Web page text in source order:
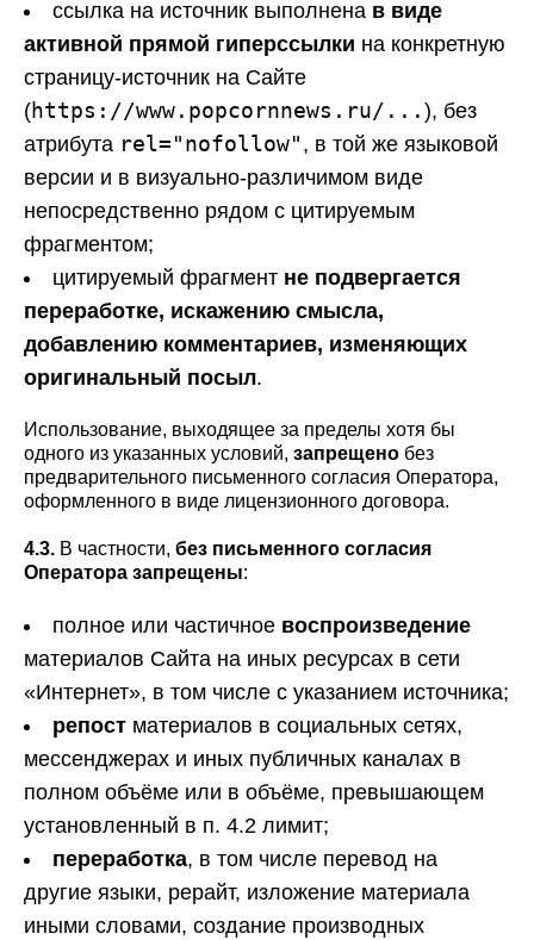
ссылка на источник выполнена в виде
активной прямой гиперссылки на конкретную
страницу-источник на Сайте
(https://www.popcornnews.ru/... ), без
атрибута rel="nofollow" , в той же языковой
версии и в визуально-различимом виде
непосредственно рядом с цитируемым
фрагментом;
цитируемый фрагмент не подвергается
переработке, искажению смысла,
добавлению комментариев, изменяющих
оригинальный посыл.
Использование, выходящее за пределы хотя бы
одного из указанных условий, запрещено без
предварительного письменного согласия Оператора,
оформленного в виде лицензионного договора.
4.3. В частности, без письменного согласия
Оператора запрещены:
полное или частичное воспроизведение
материалов Сайта на иных ресурсах в сети
«Интернет», в том числе с указанием источника;
репост материалов в социальных сетях,
мессенджерах и иных публичных каналах в
полном объёме или в объёме, превышающем
установленный в п. 4.2 лимит;
переработка, в том числе перевод на
другие языки, рерайт, изложение материала
иными словами, создание производных